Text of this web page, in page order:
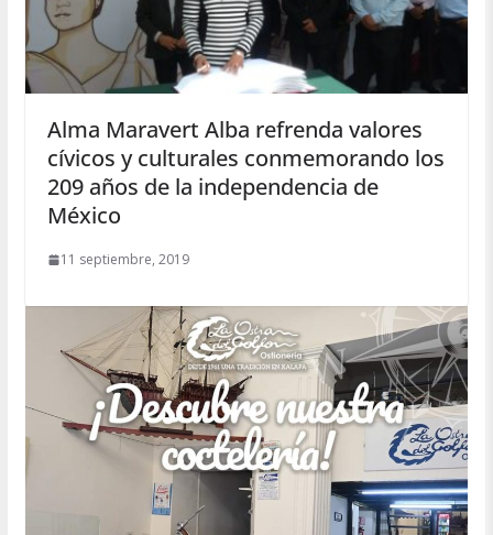
Alma Maravert Alba refrenda valores
cívicos y culturales conmemorando los
209 años de la independencia de
México
11 septiembre, 2019